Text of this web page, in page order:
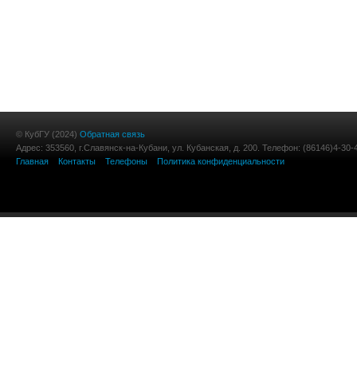
© КубГУ (2024) Обратная связь
Адрес: 353560, г.Славянск-на-Кубани, ул. Кубанская, д. 200. Телефон: (86146)4-30-
Главная
Контакты Телефоны Политика конфиденциальности